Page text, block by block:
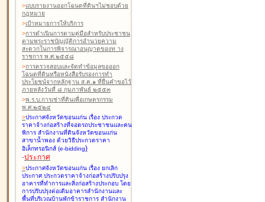
>แบบรายงานออกโฉนดที่ดินฯไม่ชอบด้วย
กฎหมาย
>เป้าหมายการให้บริการ
>การดำเนินการตามคู่มือสำหรับประชาชน
ตามพระราชบัญญัติการอำนวยความ
สะดวกในการพิจารณาอนุญาตของท าง
ราชการ พ.ศ.๒๕๕๘
>การตรวจสอบและจัดทำข้อมูลขอออก
โฉนดที่ดินหรือหนังสือรับรองการทำ
ประโยชน์จากหลักฐาน ส.ค.๑ ที่ยื่นคำขอไว้
ภายหลังวันที่ ๘ กุมภาพันธ์ ๒๕๕๓
>พ.ร.บ.การเช่าที่ดินเพื่อเกษตรกรรม
พ.ศ.๒๕๒๔
>ประกาศจังหวัดขอนแก่น เรื่อง ประกวด
ราคาจ้างก่อสร้างที่จอดรถประชาชนและคน
พิการ สำนักงานที่ดินจังหวัดขอนแก่น
สาขาน้ำพอง ด้วยวิธีประกวดราคา
อิเล็กทรอนิกส์ (e-bidding)
-ประกาศ
>ประกาศจังหวัดขอนแก่น เรื่อง ยกเลิก
ประกาศ ประกวดราคาจ้างก่อสร้างปรับปรุง
อาคารที่ทำการและสิ่งก่อสร้างประกอบ โดย
การปรับปรุงต่อเติมอาคารสำนักงานและ
พื้นที่บริเวณบ้านพักข้าราชการ สำนักงาน